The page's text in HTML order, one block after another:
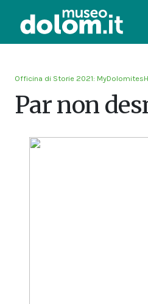
Officina di Storie 2021:
Par non